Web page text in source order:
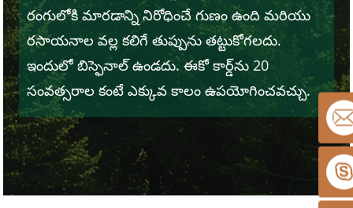
రంగులోకి మారడాన్ని నిరోధించే గుణం ఉంది మరియు
రసాయనాల వల్ల కలిగే తుప్పును తట్టుకోగలదు.
ఇందులో బిస్ఫెనాల్ ఉండదు. ఈకో కార్డ్‌ను 20
సంవత్సరాల కంటే ఎక్కువ కాలం ఉపయోగించవచ్చు.